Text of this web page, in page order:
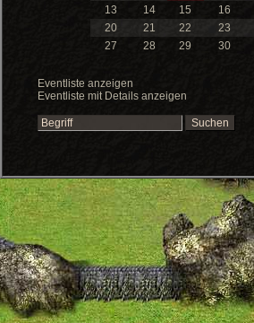
13
14 15 16
20
21 22 23
27
28 29 30
Eventliste anzeigen
Eventliste mit Details anzeigen